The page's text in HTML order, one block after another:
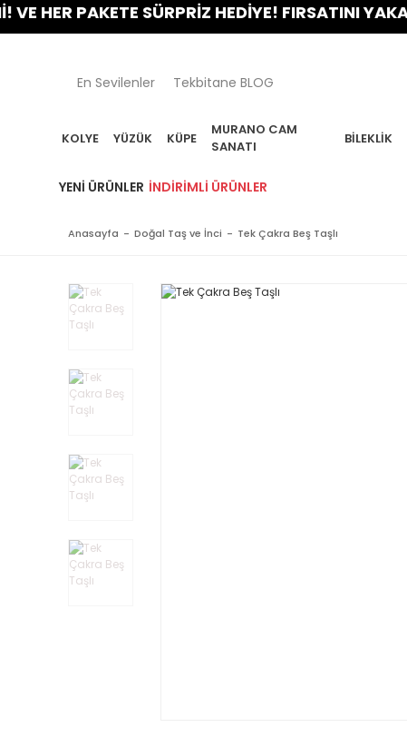
SÜRPRİZ HEDİYE! FIRSATINI YAKALA!
En Sevilenler Tekbitane BLOG
KOLYE YÜZÜK KÜPE
MURANO CAM
SANATI
BILEKLIK
YENI ÜRÜNLER İNDIRIMLI ÜRÜNLER
Anasayfa Doğal Taş ve İnci Tek Çakra Beş Taşlı